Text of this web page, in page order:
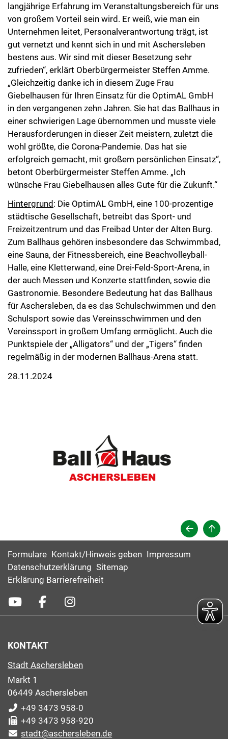
langjährige Erfahrung im Veranstaltungsbereich für uns
von großem Vorteil sein wird. Er weiß, wie man ein
Unternehmen leitet, Personalverantwortung trägt, ist
gut vernetzt und kennt sich in und mit Aschersleben
bestens aus. Wir sind mit dieser Besetzung sehr
zufrieden“, erklärt Oberbürgermeister Steffen Amme.
„Gleichzeitig danke ich in diesem Zuge Frau
Giebelhausen für Ihren Einsatz für die OptimAL GmbH
in den vergangenen zehn Jahren. Sie hat das Ballhaus in
einer schwierigen Lage übernommen und musste viele
Herausforderungen in dieser Zeit meistern, zuletzt die
wohl größte, die Corona-Pandemie. Das hat sie
erfolgreich gemacht, mit großem persönlichen Einsatz“,
betont Oberbürgermeister Steffen Amme. „Ich
wünsche Frau Giebelhausen alles Gute für die Zukunft.“
Hintergrund : Die OptimAL GmbH, eine 100-prozentige
städtische Gesellschaft, betreibt das Sport- und
Freizeitzentrum und das Freibad Unter der Alten Burg.
Zum Ballhaus gehören insbesondere das Schwimmbad,
eine Sauna, der Fitnessbereich, eine Beachvolleyball-
Halle, eine Kletterwand, eine Drei-Feld-Sport-Arena, in
der auch Messen und Konzerte stattfinden, sowie die
Gastronomie. Besondere Bedeutung hat das Ballhaus
für Aschersleben, da es das Schulschwimmen und den
Schulsport sowie das Vereinsschwimmen und den
Vereinssport in großem Umfang ermöglicht. Auch die
Punktspiele der „Alligators“ und der „Tigers“ finden
regelmäßig in der modernen Ballhaus-Arena statt.
28.11.2024
Formulare Kontakt/Hinweis geben Impressum
Datenschutzerklärung Sitemap
Erklärung Barrierefreiheit
KONTAKT
Stadt Aschersleben
Markt 1
06449 Aschersleben
+49 3473 958-0
+49 3473 958-920
stadt@aschersleben.de